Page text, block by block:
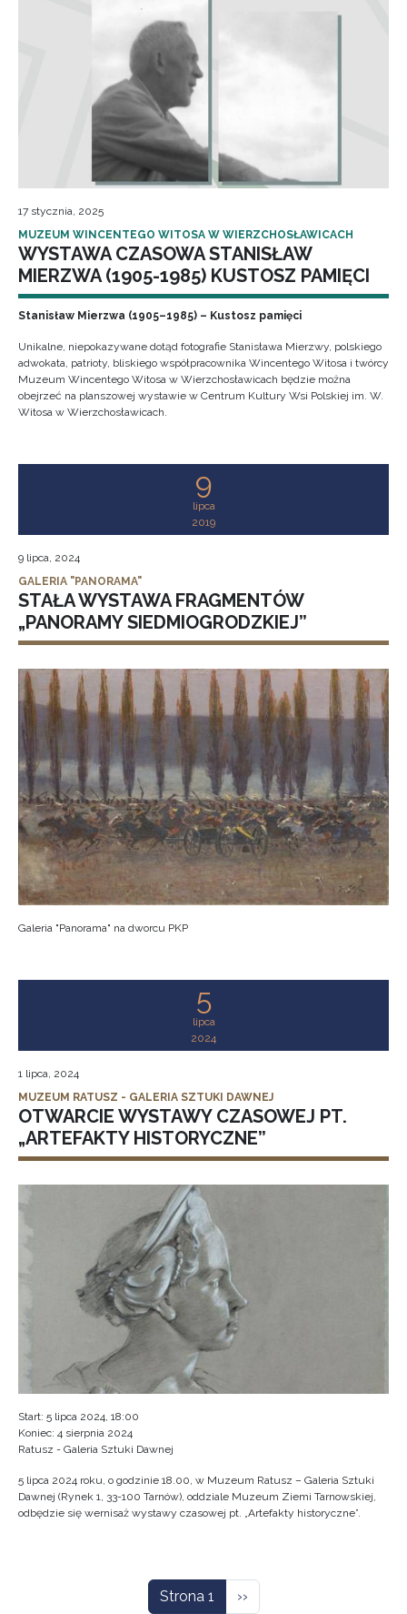
17 stycznia, 2025
MUZEUM WINCENTEGO WITOSA W WIERZCHOSŁAWICACH
WYSTAWA CZASOWA STANISŁAW
MIERZWA (1905-1985) KUSTOSZ PAMIĘCI
Stanisław Mierzwa (1905–1985) – Kustosz pamięci
Unikalne, niepokazywane dotąd fotografie Stanisława Mierzwy, polskiego
adwokata, patrioty, bliskiego współpracownika Wincentego Witosa i twórcy
Muzeum Wincentego Witosa w Wierzchosławicach będzie można
obejrzeć na planszowej wystawie w Centrum Kultury Wsi Polskiej im. W.
Witosa w Wierzchosławicach.
9
lipca
2019
9 lipca, 2024
GALERIA "PANORAMA"
STAŁA WYSTAWA FRAGMENTÓW
„PANORAMY SIEDMIOGRODZKIEJ”
Galeria "Panorama" na dworcu PKP
5
lipca
2024
1 lipca, 2024
MUZEUM RATUSZ - GALERIA SZTUKI DAWNEJ
OTWARCIE WYSTAWY CZASOWEJ PT.
„ARTEFAKTY HISTORYCZNE”
Start: 5 lipca 2024, 18:00
Koniec: 4 sierpnia 2024
Ratusz - Galeria Sztuki Dawnej
5 lipca 2024 roku, o godzinie 18.00, w Muzeum Ratusz – Galeria Sztuki
Dawnej (Rynek 1, 33-100 Tarnów), oddziale Muzeum Ziemi Tarnowskiej,
odbędzie się wernisaż wystawy czasowej pt. „Artefakty historyczne”.
Strona 1 Następna strona
››